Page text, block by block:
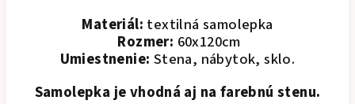
Materiál: textilná samolepka
Rozmer: 60x120cm
Umiestnenie: Stena, nábytok, sklo.
Samolepka je vhodná aj na farebnú stenu.